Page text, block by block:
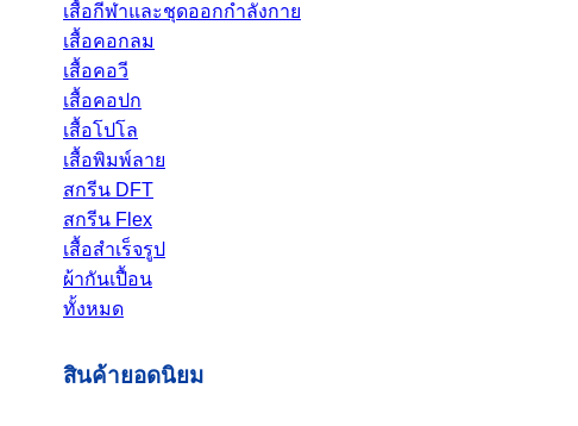
เสื้อกีฬาและชุดออกกำลังกาย
เสื้อคอกลม
เสื้อคอวี
เสื้อคอปก
เสื้อโปโล
เสื้อพิมพ์ลาย
สกรีน DFT
สกรีน Flex
เสื้อสำเร็จรูป
ผ้ากันเปื้อน
ทั้งหมด
สินค้ายอดนิยม